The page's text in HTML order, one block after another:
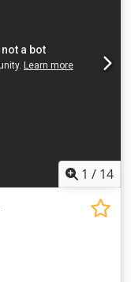
1 / 14